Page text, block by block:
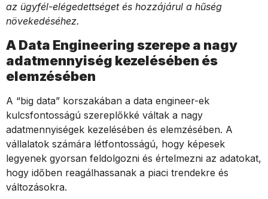
az ügyfél-elégedettséget és hozzájárul a hűség
növekedéséhez.
A Data Engineering szerepe a nagy
adatmennyiség kezelésében és
elemzésében
A “big data” korszakában a data engineer-ek
kulcsfontosságú szereplőkké váltak a nagy
adatmennyiségek kezelésében és elemzésében. A
vállalatok számára létfontosságú, hogy képesek
legyenek gyorsan feldolgozni és értelmezni az adatokat,
hogy időben reagálhassanak a piaci trendekre és
változásokra.